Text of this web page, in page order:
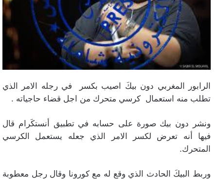
الرابور المغربي دون بيكَ اصيب بكسر في رجله الامر الذي
تطلب منه استعمال كرسي متحرك من اجل قضاء حاجياته .
ونشر دون بيك صورة على حسابه في تطبيق أنستكَرام قال
فيها أنه تعرض لكسر الامر الذي جعله يستعمل الكرسي
المتحرك.
وربط البيكَ الحادث الذي وقع له مع كورونا وقال رجل معطوبة